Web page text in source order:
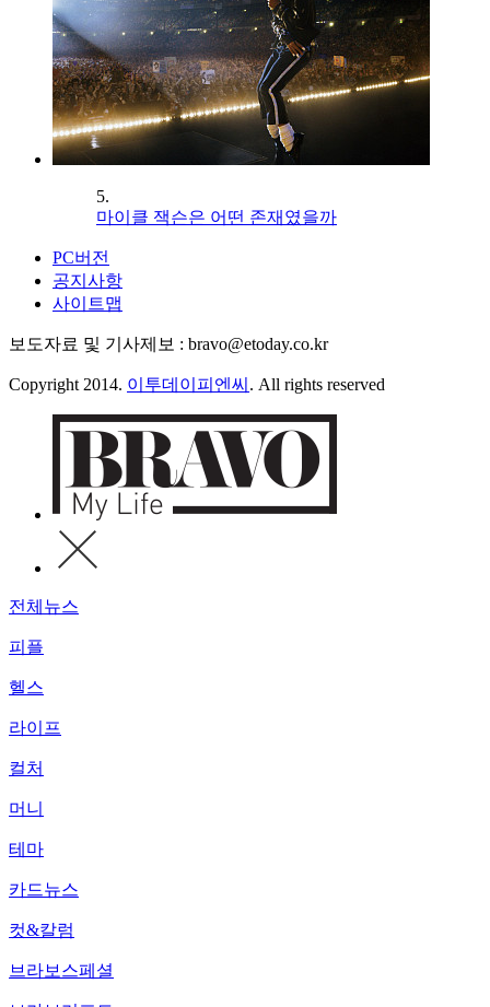
5.
마이클 잭슨은 어떤 존재였을까
PC버전
공지사항
사이트맵
보도자료 및 기사제보 : bravo@etoday.co.kr
Copyright 2014. 이투데이피엔씨 . All rights reserved
전체뉴스
피플
헬스
라이프
컬처
머니
테마
카드뉴스
컷&칼럼
브라보스페셜